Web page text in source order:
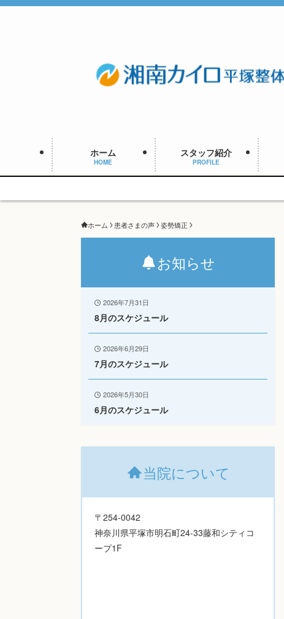
ホーム
HOME
スタッフ紹介
PROFILE
ホーム 患者さまの声 姿勢矯正
お知らせ
2026年7月31日
8月のスケジュール
2026年6月29日
7月のスケジュール
2026年5月30日
6月のスケジュール
当院について
〒254-0042
神奈川県平塚市明石町24-33藤和シティコ
ープ1F